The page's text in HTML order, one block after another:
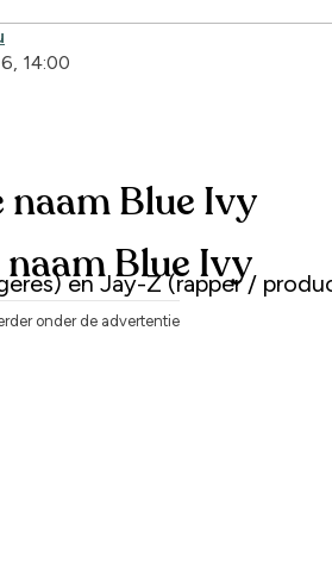
14:00
naam Blue Ivy
naam Blue Ivy
en Jay-Z (rapper /
onder de advertentie